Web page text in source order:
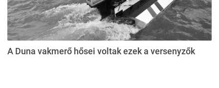
A Duna vakmerő hősei voltak ezek a versenyzők